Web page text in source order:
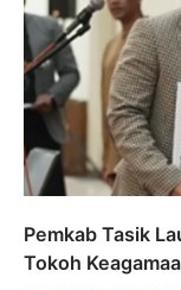
Pemkab Tasik
Tokoh